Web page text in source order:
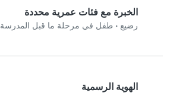
الخبرة مع فئات عمرية محددة
رضيع • طفل في مرحلة ما قبل المدرسة
الهوية الرسمية